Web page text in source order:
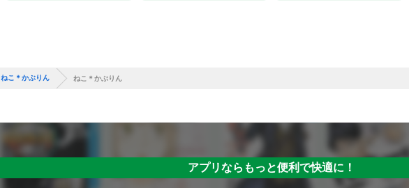
ねこ＊かぶりん ねこ＊かぶりん
アプリならもっと便利で快適に！